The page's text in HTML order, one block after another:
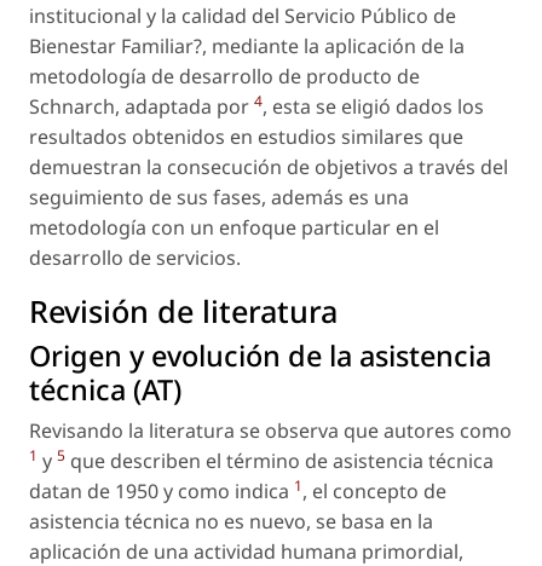
institucional y la calidad del Servicio Público de
Bienestar Familiar?, mediante la aplicación de la
metodología de desarrollo de producto de
Schnarch, adaptada por 4, esta se eligió dados los
resultados obtenidos en estudios similares que
demuestran la consecución de objetivos a través del
seguimiento de sus fases, además es una
metodología con un enfoque particular en el
desarrollo de servicios.
Revisión de literatura
Origen y evolución de la asistencia
técnica (AT)
Revisando la literatura se observa que autores como
1 y 5 que describen el término de asistencia técnica
datan de 1950 y como indica 1, el concepto de
asistencia técnica no es nuevo, se basa en la
aplicación de una actividad humana primordial,